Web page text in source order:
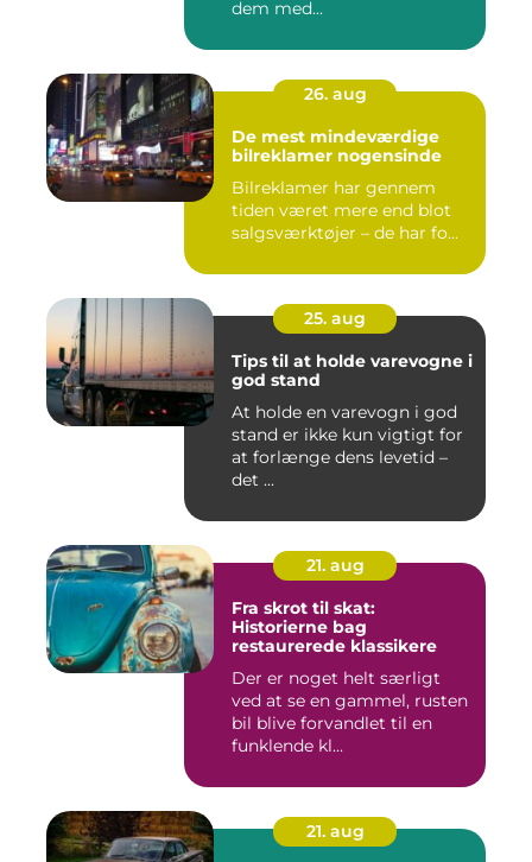
dem med...
26. aug
De mest mindeværdige
bilreklamer nogensinde
Bilreklamer har gennem
tiden været mere end blot
salgsværktøjer – de har fo...
25. aug
Tips til at holde varevogne i
god stand
At holde en varevogn i god
stand er ikke kun vigtigt for
at forlænge dens levetid –
det ...
21. aug
Fra skrot til skat:
Historierne bag
restaurerede klassikere
Der er noget helt særligt
ved at se en gammel, rusten
bil blive forvandlet til en
funklende kl...
21. aug